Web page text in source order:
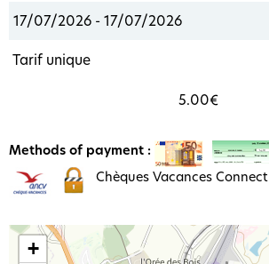
17/07/2026 - 17/07/2026
Tarif unique
5.00€
Methods of payment :
Chèques Vacances Connect
+